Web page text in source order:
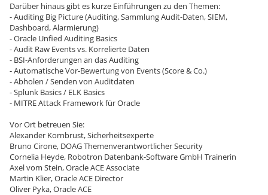
Darüber hinaus gibt es kurze Einführungen zu den Themen:
- Auditing Big Picture (Auditing, Sammlung Audit-Daten, SIEM,
Dashboard, Alarmierung)
- Oracle Unfied Auditing Basics
- Audit Raw Events vs. Korrelierte Daten
- BSI-Anforderungen an das Auditing
- Automatische Vor-Bewertung von Events (Score & Co.)
- Abholen / Senden von Auditdaten
- Splunk Basics / ELK Basics
- MITRE Attack Framework für Oracle
Vor Ort betreuen Sie:
Alexander Kornbrust, Sicherheitsexperte
Bruno Cirone, DOAG Themenverantwortlicher Security
Cornelia Heyde, Robotron Datenbank-Software GmbH Trainerin
Axel vom Stein, Oracle ACE Associate
Martin Klier, Oracle ACE Director
Oliver Pyka, Oracle ACE